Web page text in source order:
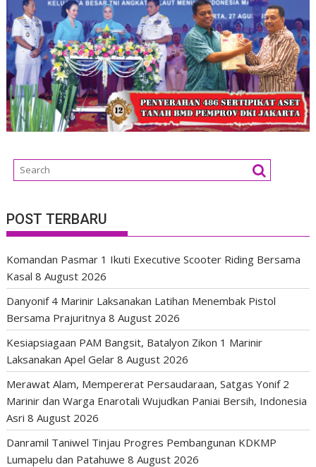
POST TERBARU
Komandan Pasmar 1 Ikuti Executive Scooter Riding Bersama
Kasal 8 August 2026
Danyonif 4 Marinir Laksanakan Latihan Menembak Pistol
Bersama Prajuritnya 8 August 2026
Kesiapsiagaan PAM Bangsit, Batalyon Zikon 1 Marinir
Laksanakan Apel Gelar 8 August 2026
Merawat Alam, Mempererat Persaudaraan, Satgas Yonif 2
Marinir dan Warga Enarotali Wujudkan Paniai Bersih, Indonesia
Asri 8 August 2026
Danramil Taniwel Tinjau Progres Pembangunan KDKMP
Lumapelu dan Patahuwe 8 August 2026